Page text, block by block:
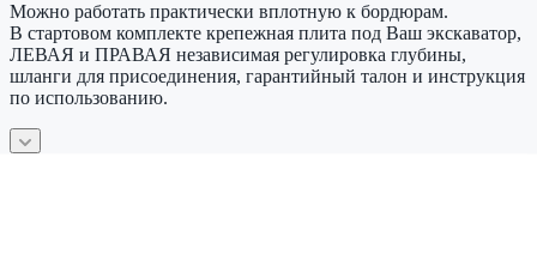
Можно работать практически вплотную к бордюрам.
В стартовом комплекте крепежная плита под Ваш экскаватор,
ЛЕВАЯ и ПРАВАЯ независимая регулировка глубины,
шланги для присоединения, гарантийный талон и инструкция
по использованию.